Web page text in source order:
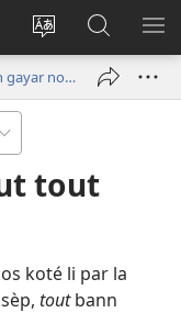
Chanjé
Konéksion
(opens
window)
Rod
su
JW.ORG
In lansanm ti vidéo su « Bondieu néna bann gayar nouvèl pou nou ! »
tout
koté li par la
toutbann